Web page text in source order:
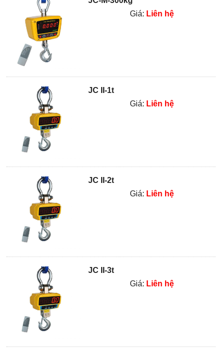
Giá: Liên hệ
JC II-1t
Giá: Liên hệ
JC II-2t
Giá: Liên hệ
JC II-3t
Giá: Liên hệ